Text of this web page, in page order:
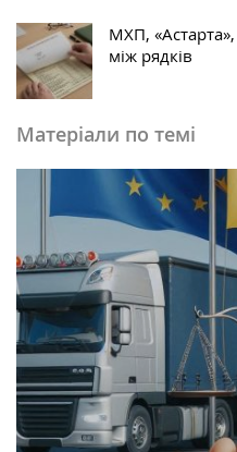
МХП,
між рядків
Матеріали по темі